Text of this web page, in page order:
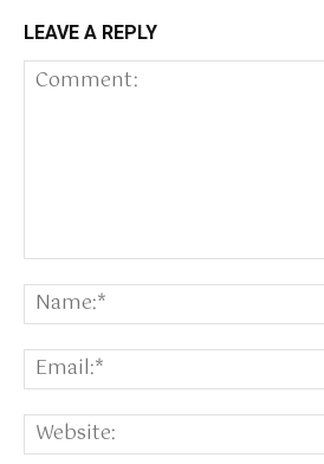
LEAVE A REPLY